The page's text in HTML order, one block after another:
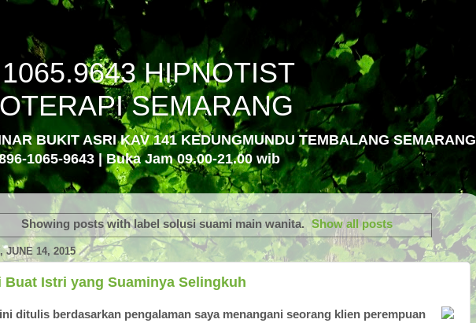
HIPNOTIST
SEMARANG
BUKIT ASRI KAV 141 KEDUNGMUNDU TEMBALANG SEMARANG
1065-9643 | Buka Jam 09.00-21.00 wib
Showing posts with label solusi suami main wanita. Show all posts
JUNE 14, 2015
Buat Istri yang Suaminya Selingkuh
ditulis berdasarkan pengalaman saya menangani seorang klien perempuan